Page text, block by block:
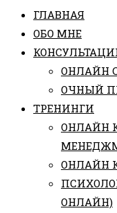
ГЛАВНАЯ
ОБО МНЕ
ОНЛАЙН
ОЧНЫЙ
ТРЕНИНГИ
ОНЛАЙН
ОНЛАЙН
ОНЛАЙН)